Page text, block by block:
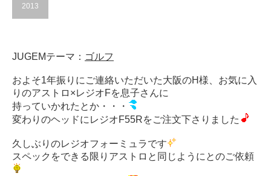
2013
JUGEMテーマ： ゴルフ
およそ1年振りにご連絡いただいた大阪のH様、お気に入
りのアストロ×レジオFを息子さんに
持っていかれたとか・・・
変わりのヘッドにレジオF55Rをご注文下さりました
久しぶりのレジオフォーミュラです
スペックをできる限りアストロと同じようにとのご依頼